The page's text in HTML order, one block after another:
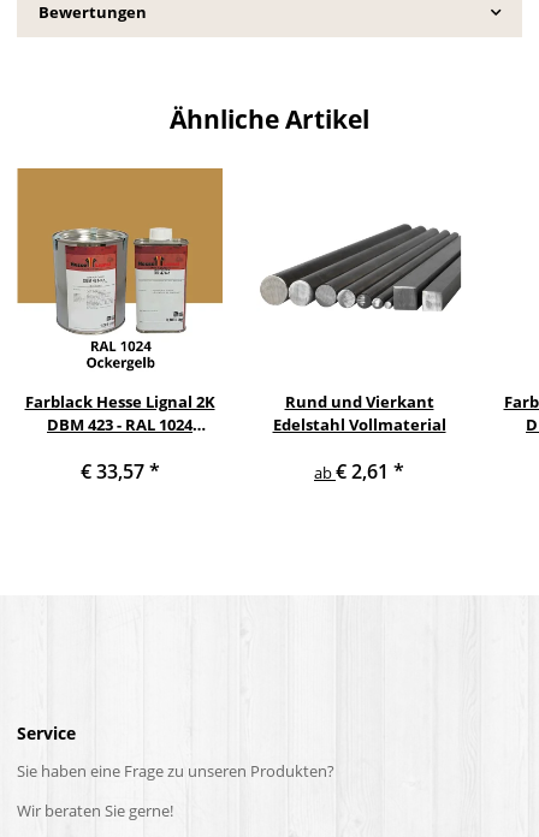
Bewertungen
Ähnliche Artikel
Farblack Hesse Lignal 2K
DBM 423 - RAL 1024
€ 33,57*
Rund und Vierkant
Edelstahl Vollmaterial
ab€ 2,61 *
Service
Sie haben eine Frage zu unseren Produkten?
Wir beraten Sie gerne!